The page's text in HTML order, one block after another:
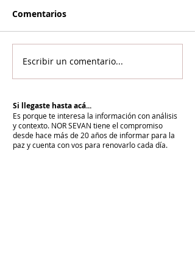
Comentarios
Escribir un comentario...
Si llegaste hasta acá...
Es porque te interesa la información con análisis
y contexto. NOR SEVAN tiene el compromiso
desde hace más de 20 años de informar para la
paz y cuenta con vos para renovarlo cada día.